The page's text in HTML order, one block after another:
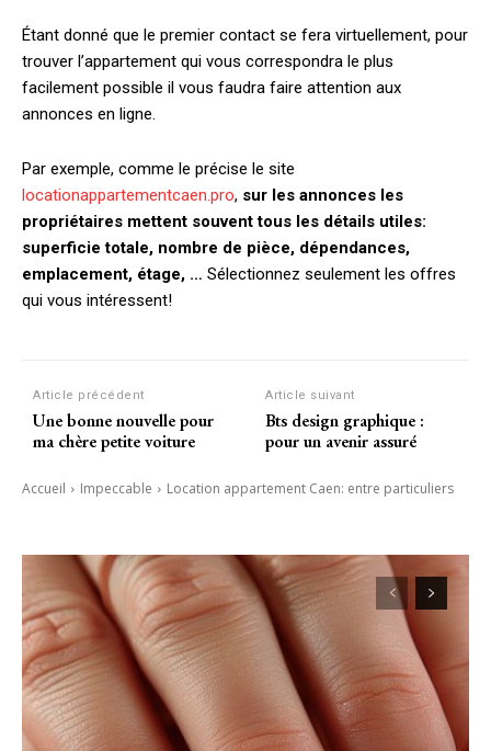
Étant donné que le premier contact se fera virtuellement, pour
trouver l’appartement qui vous correspondra le plus
facilement possible il vous faudra faire attention aux
annonces en ligne.
Par exemple, comme le précise le site
locationappartementcaen.pro, sur les annonces les
propriétaires mettent souvent tous les détails utiles:
superficie totale, nombre de pièce, dépendances,
emplacement, étage, … Sélectionnez seulement les offres
qui vous intéressent!
Article précédent
Une bonne nouvelle pour
ma chère petite voiture
Article suivant
Bts design graphique :
pour un avenir assuré
Accueil Impeccable Location appartement Caen: entre particuliers